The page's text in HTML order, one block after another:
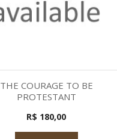
Visualização rápida
THE COURAGE TO BE
PROTESTANT
R$ 180,00